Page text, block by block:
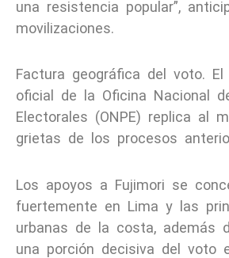
una resistencia popular”,
movilizaciones.
Factura geográfica del voto.
oficial de la Oficina Nacional
Electorales (ONPE) replica al
grietas de los procesos
Los apoyos a Fujimori se
fuertemente en Lima y las
urbanas de la costa, además
una porción decisiva del voto